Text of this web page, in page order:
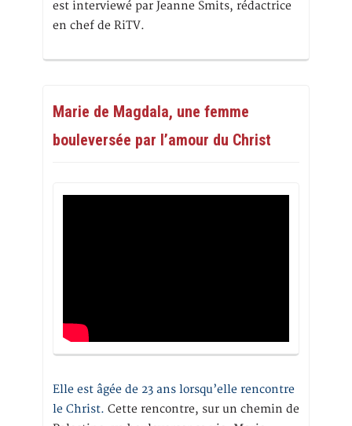
est interviewé par Jeanne Smits, rédactrice
en chef de RiTV.
Marie de Magdala, une femme
bouleversée par l’amour du Christ
Elle est âgée de 23 ans lorsqu’elle rencontre
le Christ. Cette rencontre, sur un chemin de